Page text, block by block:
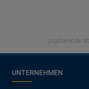
Logitravel.de
UNTERNEHMEN